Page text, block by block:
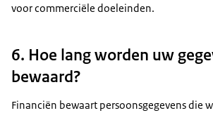
voor commerciële doeleinden.
6. Hoe lang worden uw
bewaard?
Financiën bewaart persoonsgegevens die